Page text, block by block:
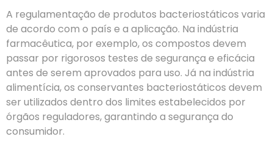
A regulamentação de produtos bacteriostáticos varia
de acordo com o país e a aplicação. Na indústria
farmacêutica, por exemplo, os compostos devem
passar por rigorosos testes de segurança e eficácia
antes de serem aprovados para uso. Já na indústria
alimentícia, os conservantes bacteriostáticos devem
ser utilizados dentro dos limites estabelecidos por
órgãos reguladores, garantindo a segurança do
consumidor.